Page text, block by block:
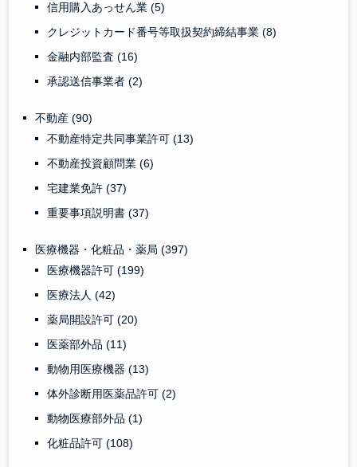
信用購入あっせん業(5)
クレジットカード番号等取扱契約締結事業(8)
金融内部監査(16)
承認送信事業者(2)
不動産(90)
不動産特定共同事業許可(13)
不動産投資顧問業(6)
宅建業免許(37)
重要事項説明書(37)
医療機器・化粧品・薬局(397)
医療機器許可(199)
医療法人(42)
薬局開設許可(20)
医薬部外品(11)
動物用医療機器(13)
体外診断用医薬品許可(2)
動物医療部外品(1)
化粧品許可(108)